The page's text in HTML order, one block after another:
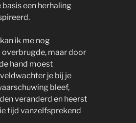
een herhaling
ik me nog
overbrugde, maar door
hand moest
je bij je
bleef,
veranderd en heerst
tijd vanzelfsprekend